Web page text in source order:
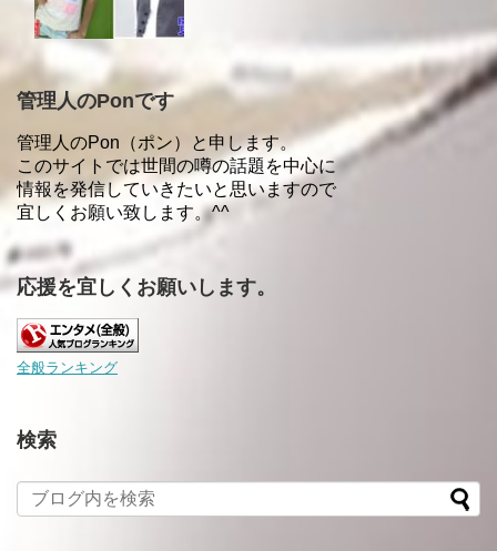
管理人のPonです
管理人のPon（ポン）と申します。
このサイトでは世間の噂の話題を中心に
情報を発信していきたいと思いますので
宜しくお願い致します。^^
応援を宜しくお願いします。
全般ランキング
検索